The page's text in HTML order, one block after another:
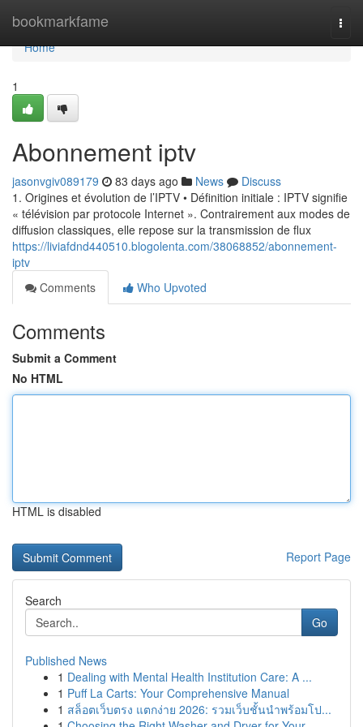
bookmarkfame
Home
Home
1
Abonnement iptv
jasonvgiv089179 83 days ago News
Discuss
1. Origines et évolution de l’IPTV • Définition initiale : IPTV signifie
« télévision par protocole Internet ». Contrairement aux modes de
diffusion classiques, elle repose sur la transmission de flux
https://liviafdnd440510.blogolenta.com/38068852/abonnement-
iptv
Comments
Who Upvoted
Comments
Submit a Comment
No HTML
HTML is disabled
Report Page
Search
Go
Published News
1 Dealing with Mental Health Institution Care: A ...
1 Puff La Carts: Your Comprehensive Manual
1 สล็อตเว็บตรง แตกง่าย 2026: รวมเว็บชั้นนำพร้อมโป...